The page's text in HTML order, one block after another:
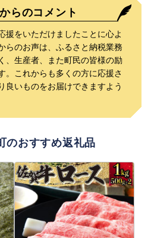
らのコメント
援をいただけましたことに心よ
らのお声は、ふるさと納税業務
、生産者、また町民の皆様の励
。これからも多くの方に応援さ
良いものをお届けできますよう
のおすすめ返礼品